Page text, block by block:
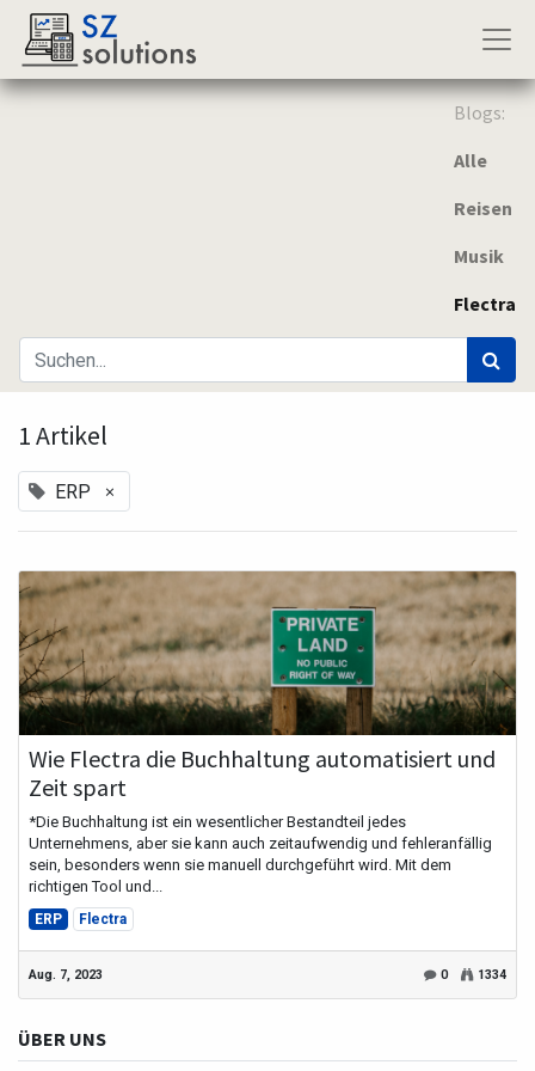
Blogs:
Alle
Reisen
Musik
Flectra
1 Artikel
ERP ×
Wie Flectra die Buchhaltung automatisiert und
Zeit spart
*Die Buchhaltung ist ein wesentlicher Bestandteil jedes
Unternehmens, aber sie kann auch zeitaufwendig und fehleranfällig
sein, besonders wenn sie manuell durchgeführt wird. Mit dem
richtigen Tool und...
ERP Flectra
Aug. 7, 2023 0 1334
ÜBER UNS